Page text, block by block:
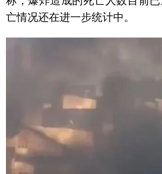
亡情况还在进一步统计中。